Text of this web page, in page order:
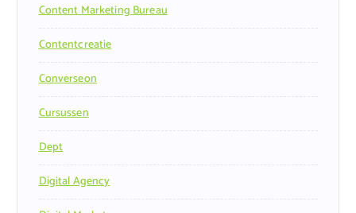
Content Marketing Bureau
Contentcreatie
Converseon
Cursussen
Dept
Digital Agency